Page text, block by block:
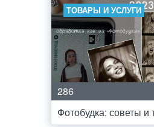
ТОВАРЫ И УСЛУГИ
286
Фотобудка: советы и